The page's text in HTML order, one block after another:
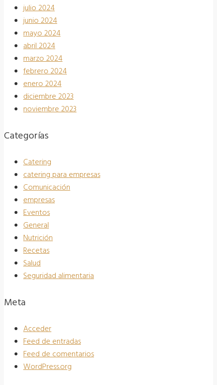
julio 2024
junio 2024
mayo 2024
abril 2024
marzo 2024
febrero 2024
enero 2024
diciembre 2023
noviembre 2023
Categorías
Catering
catering para empresas
Comunicación
empresas
Eventos
General
Nutrición
Recetas
Salud
Seguridad alimentaria
Meta
Acceder
Feed de entradas
Feed de comentarios
WordPress.org